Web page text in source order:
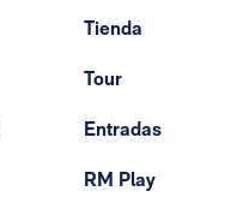
Tienda
Tour
Entradas
RM Play